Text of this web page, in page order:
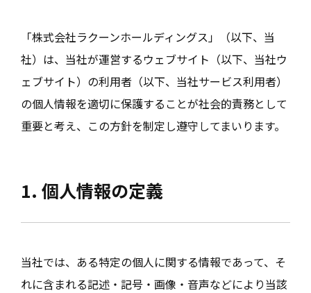
「株式会社ラクーンホールディングス」（以下、当
社）は、当社が運営するウェブサイト（以下、当社ウ
ェブサイト）の利用者（以下、当社サービス利用者）
の個人情報を適切に保護することが社会的責務として
重要と考え、この方針を制定し遵守してまいります。
1. 個人情報の定義
当社では、ある特定の個人に関する情報であって、そ
れに含まれる記述・記号・画像・音声などにより当該